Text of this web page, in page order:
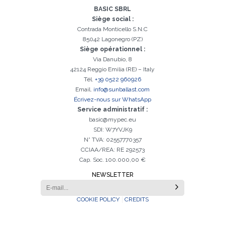
BASIC SBRL
Siège social :
Contrada Monticello S.N.C
85042 Lagonegro (PZ)
Siège opérationnel :
Via Danubio, 8
42124 Reggio Emilia (RE) – Italy
Tél. +39 0522 960926
Email. info@sunballast.com
Écrivez-nous sur WhatsApp
Service administratif :
basic@mypec.eu
SDI: W7YVJK9
N° TVA: 02557770357
CCIAA/REA: RE 292573
Cap. Soc. 100.000,00 €
NEWSLETTER
COOKIE POLICY CREDITS